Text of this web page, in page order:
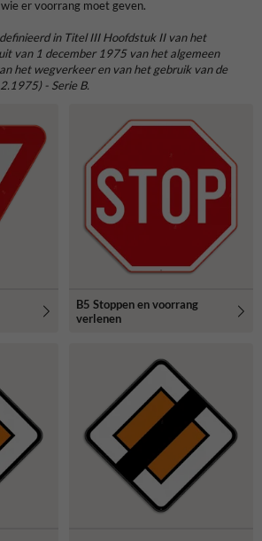
er voorrang moet geven.
in Titel III Hoofdstuk II van het
van 1 december 1975 van het algemeen
het wegverkeer en van het gebruik van de
- Serie B.
B5 Stoppen en voorrang
verlenen